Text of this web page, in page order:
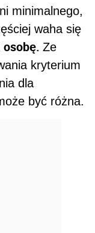
minimalnego,
waha się
osobę. Ze
kryterium
dla
być różna.